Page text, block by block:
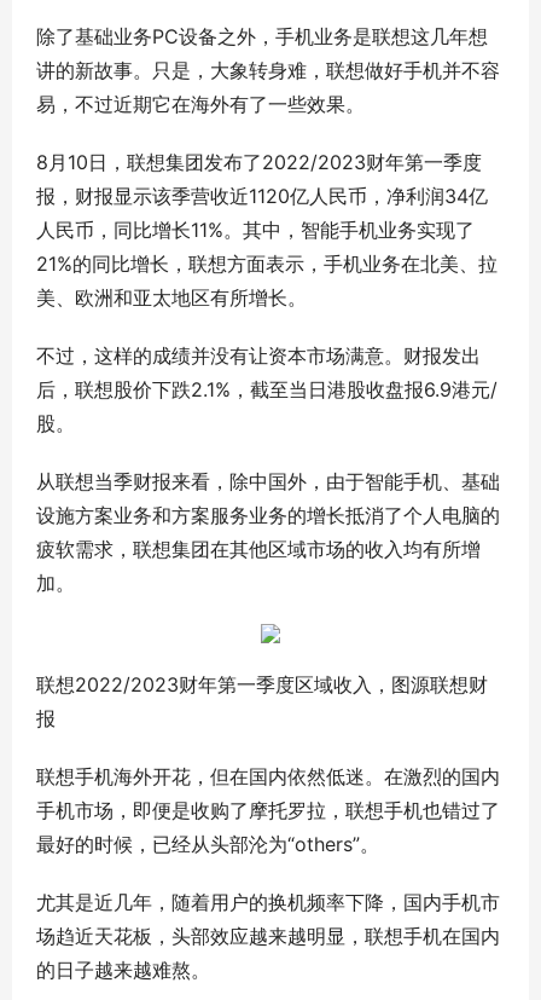
除了基础业务PC设备之外，手机业务是联想这几年想
讲的新故事。只是，大象转身难，联想做好手机并不容
易，不过近期它在海外有了一些效果。
8月10日，联想集团发布了2022/2023财年第一季度
报，财报显示该季营收近1120亿人民币，净利润34亿
人民币，同比增长11%。其中，智能手机业务实现了
21%的同比增长，联想方面表示，手机业务在北美、拉
美、欧洲和亚太地区有所增长。
不过，这样的成绩并没有让资本市场满意。财报发出
后，联想股价下跌2.1%，截至当日港股收盘报6.9港元/
股。
从联想当季财报来看，除中国外，由于智能手机、基础
设施方案业务和方案服务业务的增长抵消了个人电脑的
疲软需求，联想集团在其他区域市场的收入均有所增
加。
联想2022/2023财年第一季度区域收入，图源联想财
报
联想手机海外开花，但在国内依然低迷。在激烈的国内
手机市场，即便是收购了摩托罗拉，联想手机也错过了
最好的时候，已经从头部沦为“others”。
尤其是近几年，随着用户的换机频率下降，国内手机市
场趋近天花板，头部效应越来越明显，联想手机在国内
的日子越来越难熬。